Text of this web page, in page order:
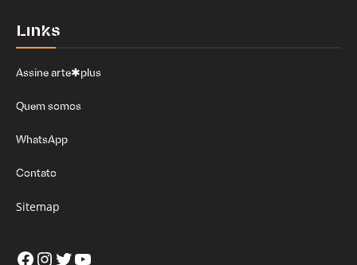
Links
Assine arte✱plus
Quem somos
WhatsApp
Contato
Sitemap
Facebook
Instagram
Twitter
Youtube